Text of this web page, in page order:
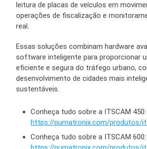
leitura de placas de veículos em
operações de fiscalização e
real.
Essas soluções combinam hardware
software inteligente para proporcionar
eficiente e segura do tráfego urbano,
desenvolvimento de cidades mais
sustentáveis.
Conheça tudo sobre a ITSCAM 450:
https://pumatronix.com/produtos/
Conheça tudo sobre a ITSCAM 600: